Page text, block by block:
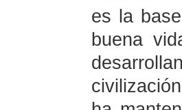
es la
buena